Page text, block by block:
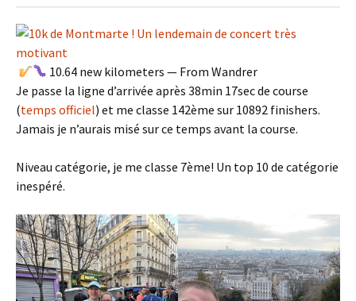
10.64 new kilometers — From Wandrer
Je passe la ligne d’arrivée après 38min 17sec de course
(temps officiel) et me classe 142ème sur 10892 finishers.
Jamais je n’aurais misé sur ce temps avant la course.
Niveau catégorie, je me classe 7ème! Un top 10 de catégorie
inespéré.